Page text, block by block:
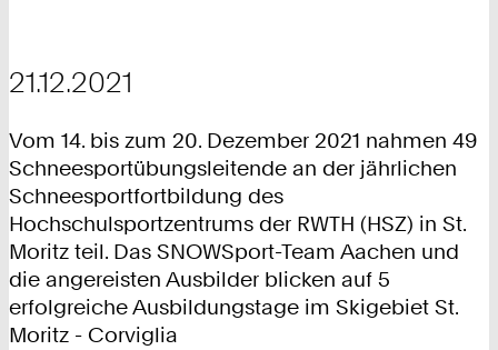
21.12.2021
Vom 14. bis zum 20. Dezember 2021 nahmen 49
Schneesportübungsleitende an der jährlichen
Schneesportfortbildung des
Hochschulsportzentrums der RWTH (HSZ) in St.
Moritz teil. Das SNOWSport-Team Aachen und
die angereisten Ausbilder blicken auf 5
erfolgreiche Ausbildungstage im Skigebiet St.
Moritz - Corviglia